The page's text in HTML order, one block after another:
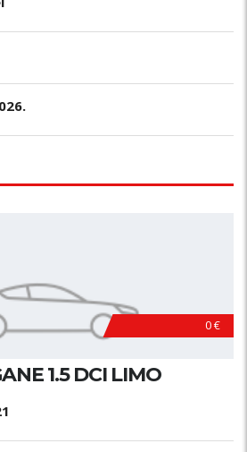
0 €
1.5 DCI LIMO